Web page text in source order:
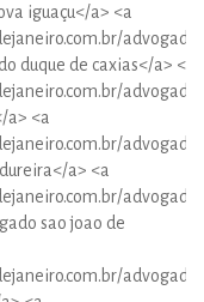
iguaçu</a> <a
advogado-
duque de caxias</a> <a
advogado-
a> <a
advogado-
a> <a
advogado-
sao joao de
advogado-